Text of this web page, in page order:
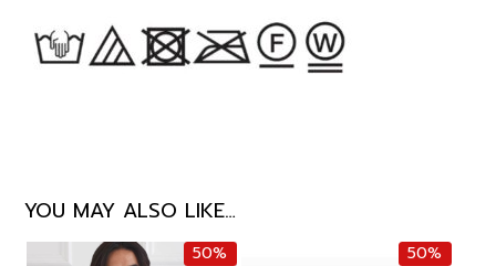
YOU MAY ALSO LIKE…
50% 50%